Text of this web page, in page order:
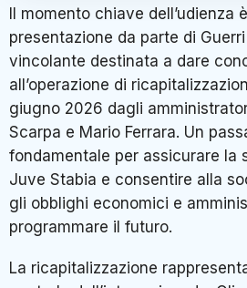
Il momento chiave dell’udienza
presentazione da parte di
vincolante destinata a dare
all’operazione di
giugno 2026 dagli
Scarpa e Mario Ferrara. Un
fondamentale per assicurare la
Juve Stabia e consentire alla
gli obblighi economici e
programmare il futuro.
La ricapitalizzazione